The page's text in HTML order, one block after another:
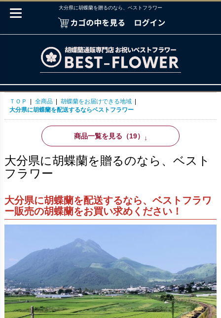
大分県に胡蝶蘭を贈るのなら、ベストフラワー
ＴＯＰ 全商品 胡蝶蘭をお届けできる地域
大分県に胡蝶蘭を配送するならベストフラワー
商品一覧を見る（19） ↓
大分県に胡蝶蘭を贈るのなら、ベスト
フラワー
大分県に胡蝶蘭を配送するなら、ベストフラワ
ー販売の胡蝶蘭をお買い求めください！